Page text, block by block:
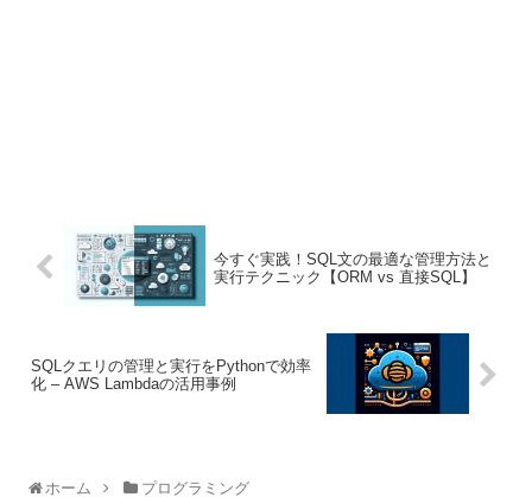
今すぐ実践！SQL文の最適な管理方法と
実行テクニック【ORM vs 直接SQL】
SQLクエリの管理と実行をPythonで効率
化 – AWS Lambdaの活用事例
ホーム プログラミング